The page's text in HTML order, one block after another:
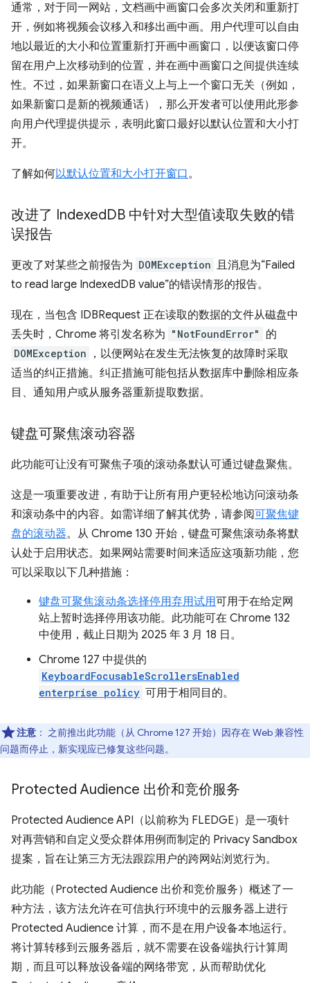
通常，对于同一网站，文档画中画窗口会多次关闭和重新打
开，例如将视频会议移入和移出画中画。用户代理可以自由
地以最近的大小和位置重新打开画中画窗口，以便该窗口停
留在用户上次移动到的位置，并在画中画窗口之间提供连续
性。不过，如果新窗口在语义上与上一个窗口无关（例如，
如果新窗口是新的视频通话），那么开发者可以使用此形参
向用户代理提供提示，表明此窗口最好以默认位置和大小打
开。
了解如何以默认位置和大小打开窗口。
改进了 IndexedDB 中针对大型值读取失败的错
误报告
更改了对某些之前报告为 DOMException 且消息为“Failed
to read large IndexedDB value”的错误情形的报告。
现在，当包含 IDBRequest 正在读取的数据的文件从磁盘中
丢失时，Chrome 将引发名称为 "NotFoundError" 的
DOMException
，以便网站在发生无法恢复的故障时采取
适当的纠正措施。纠正措施可能包括从数据库中删除相应条
目、通知用户或从服务器重新提取数据。
键盘可聚焦滚动容器
此功能可让没有可聚焦子项的滚动条默认可通过键盘聚焦。
这是一项重要改进，有助于让所有用户更轻松地访问滚动条
和滚动条中的内容。如需详细了解其优势，请参阅可聚焦键
盘的滚动器。从 Chrome 130 开始，键盘可聚焦滚动条将默
认处于启用状态。如果网站需要时间来适应这项新功能，您
可以采取以下几种措施：
键盘可聚焦滚动条选择停用弃用试用可用于在给定网
站上暂时选择停用该功能。此功能可在 Chrome 132
中使用，截止日期为 2025 年 3 月 18 日。
Chrome 127 中提供的
KeyboardFocusableScrollersEnabled
enterprise policy 可用于相同目的。
注意 ： 之前推出此功能（从 Chrome 127 开始）因存在 Web 兼容性
问题而停止，新实现应已修复这些问题。
Protected Audience 出价和竞价服务
Protected Audience API（以前称为 FLEDGE）是一项针
对再营销和自定义受众群体用例而制定的 Privacy Sandbox
提案，旨在让第三方无法跟踪用户的跨网站浏览行为。
此功能（Protected Audience 出价和竞价服务）概述了一
种方法，该方法允许在可信执行环境中的云服务器上进行
Protected Audience 计算，而不是在用户设备本地运行。
将计算转移到云服务器后，就不需要在设备端执行计算周
期，而且可以释放设备端的网络带宽，从而帮助优化